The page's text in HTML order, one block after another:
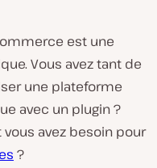
est une
Vous avez tant de
une plateforme
avec un plugin ?
avez besoin pour
?